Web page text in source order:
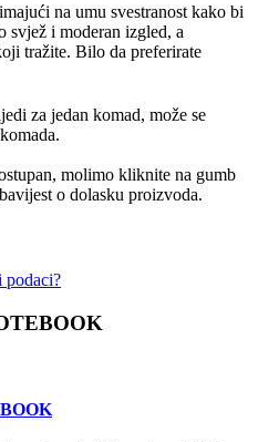
na umu svestranost kako bi
svjež i moderan izgled, a
tražite. Bilo da preferirate
za jedan komad, može se
molimo kliknite na gumb
o dolasku proizvoda.
podaci?